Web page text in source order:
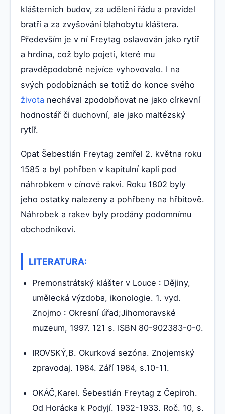
klášterních budov, za udělení řádu a pravidel
bratří a za zvyšování blahobytu kláštera.
Především je v ní Freytag oslavován jako rytíř
a hrdina, což bylo pojetí, které mu
pravděpodobně nejvíce vyhovovalo. I na
svých podobiznách se totiž do konce svého
života nechával zpodobňovat ne jako církevní
hodnostář či duchovní, ale jako maltézský
rytíř.
Opat Šebestián Freytag zemřel 2. května roku
1585 a byl pohřben v kapitulní kapli pod
náhrobkem v cínové rakvi. Roku 1802 byly
jeho ostatky nalezeny a pohřbeny na hřbitově.
Náhrobek a rakev byly prodány podomnímu
obchodníkovi.
LITERATURA:
Premonstrátský klášter v Louce : Dějiny,
umělecká výzdoba, ikonologie. 1. vyd.
Znojmo : Okresní úřad;Jihomoravské
muzeum, 1997. 121 s. ISBN 80-902383-0-0.
IROVSKÝ,B. Okurková sezóna. Znojemský
zpravodaj. 1984. Září 1984, s.10-11.
OKÁČ,Karel. Šebestián Freytag z Čepiroh.
Od Horácka k Podyjí. 1932-1933. Roč. 10, s.